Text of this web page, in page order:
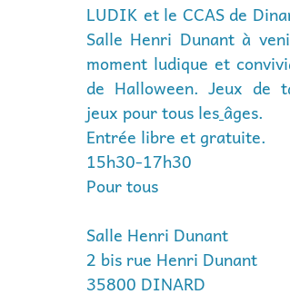
LUDIK et le CCAS de
Salle Henri Dunant à
moment ludique et
de Halloween. Jeux de
jeux pour tous les âges.
Entrée libre et gratuite.
15h30-17h30
Pour tous
Salle Henri Dunant
2 bis rue Henri Dunant
35800 DINARD